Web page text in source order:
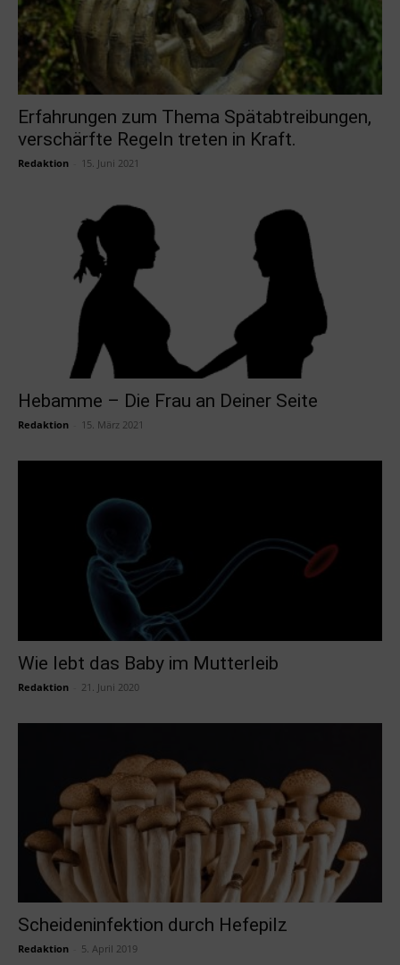
Erfahrungen zum Thema Spätabtreibungen,
verschärfte Regeln treten in Kraft.
Redaktion 15. Juni 2021
Hebamme – Die Frau an Deiner Seite
Redaktion 15. März 2021
Wie lebt das Baby im Mutterleib
Redaktion 21. Juni 2020
Scheideninfektion durch Hefepilz
Redaktion 5. April 2019